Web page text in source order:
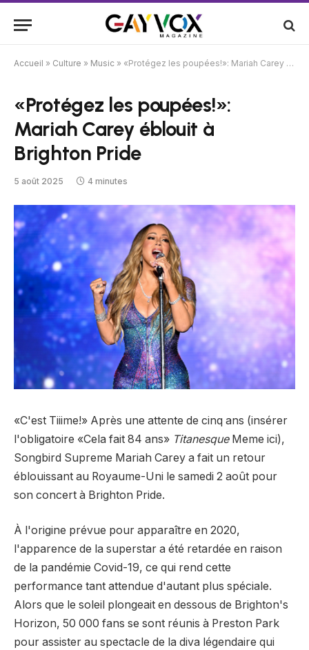
Accueil » Culture » Music » «Protégez les poupées!»: Mariah Carey éblouit à Brighton Pride
«Protégez les poupées!»:
Mariah Carey éblouit à
Brighton Pride
5 août 2025 4 minutes
«C'est Tiiime!» Après une attente de cinq ans (insérer
l'obligatoire «Cela fait 84 ans» TitanesqueMeme ici),
Songbird Supreme Mariah Carey a fait un retour
éblouissant au Royaume-Uni le samedi 2 août pour
son concert à Brighton Pride.
À l'origine prévue pour apparaître en 2020,
l'apparence de la superstar a été retardée en raison
de la pandémie Covid-19, ce qui rend cette
performance tant attendue d'autant plus spéciale.
Alors que le soleil plongeait en dessous de Brighton's
Horizon, 50 000 fans se sont réunis à Preston Park
pour assister au spectacle de la diva légendaire qui